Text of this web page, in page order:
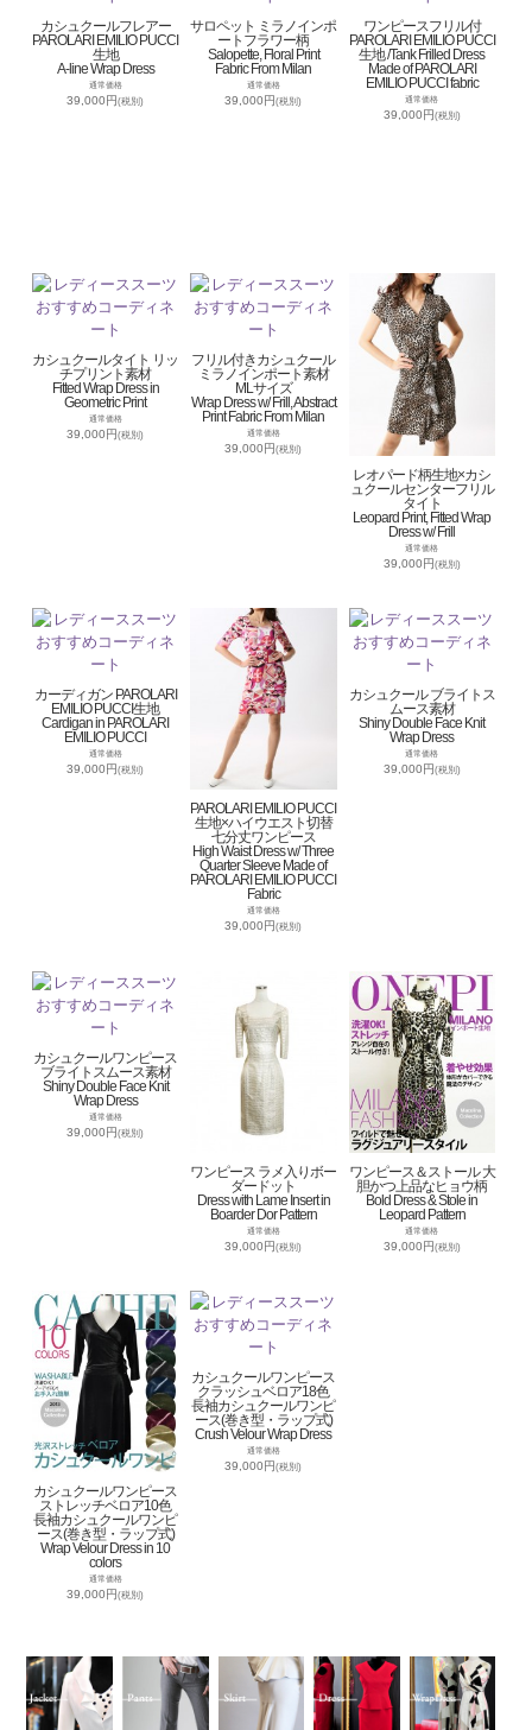
カシュクールフレアー
PAROLARI EMILIO PUCCI
生地
A-line Wrap Dress
通常価格
39,000円(税別)
サロペット ミラノインポ
ートフラワー柄
Salopette, Floral Print
Fabric From Milan
通常価格
39,000円(税別)
ワンピースフリル付
PAROLARI EMILIO PUCCI
生地 /Tank Frilled Dress
Made of PAROLARI
EMILIO PUCCI fabric
通常価格
39,000円(税別)
カシュクールタイト リッ
チプリント素材
Fitted Wrap Dress in
Geometric Print
通常価格
39,000円(税別)
フリル付きカシュクール
ミラノインポート素材
MLサイズ
Wrap Dress w/ Frill, Abstract
Print Fabric From Milan
通常価格
39,000円(税別)
レオパード柄生地×カシ
ュクールセンターフリル
タイト
Leopard Print, Fitted Wrap
Dress w/ Frill
通常価格
39,000円(税別)
カーディガン PAROLARI
EMILIO PUCCI生地
Cardigan in PAROLARI
EMILIO PUCCI
通常価格
39,000円(税別)
PAROLARI EMILIO PUCCI
生地×ハイウエスト切替
七分丈ワンピース
High Waist Dress w/ Three
Quarter Sleeve Made of
PAROLARI EMILIO PUCCI
Fabric
通常価格
39,000円(税別)
カシュクール ブライトス
ムース素材
Shiny Double Face Knit
Wrap Dress
通常価格
39,000円(税別)
カシュクールワンピース
ブライトスムース素材
Shiny Double Face Knit
Wrap Dress
通常価格
39,000円(税別)
ワンピース ラメ入りボー
ダードット
Dress with Lame Insert in
Boarder Dor Pattern
通常価格
39,000円(税別)
ワンピース＆ストール 大
胆かつ上品なヒョウ柄
Bold Dress & Stole in
Leopard Pattern
通常価格
39,000円(税別)
カシュクールワンピース
ストレッチベロア10色
長袖カシュクールワンピ
ース(巻き型・ラップ式)
Wrap Velour Dress in 10
colors
通常価格
39,000円(税別)
カシュクールワンピース
クラッシュベロア18色
長袖カシュクールワンピ
ース(巻き型・ラップ式)
Crush Velour Wrap Dress
通常価格
39,000円(税別)